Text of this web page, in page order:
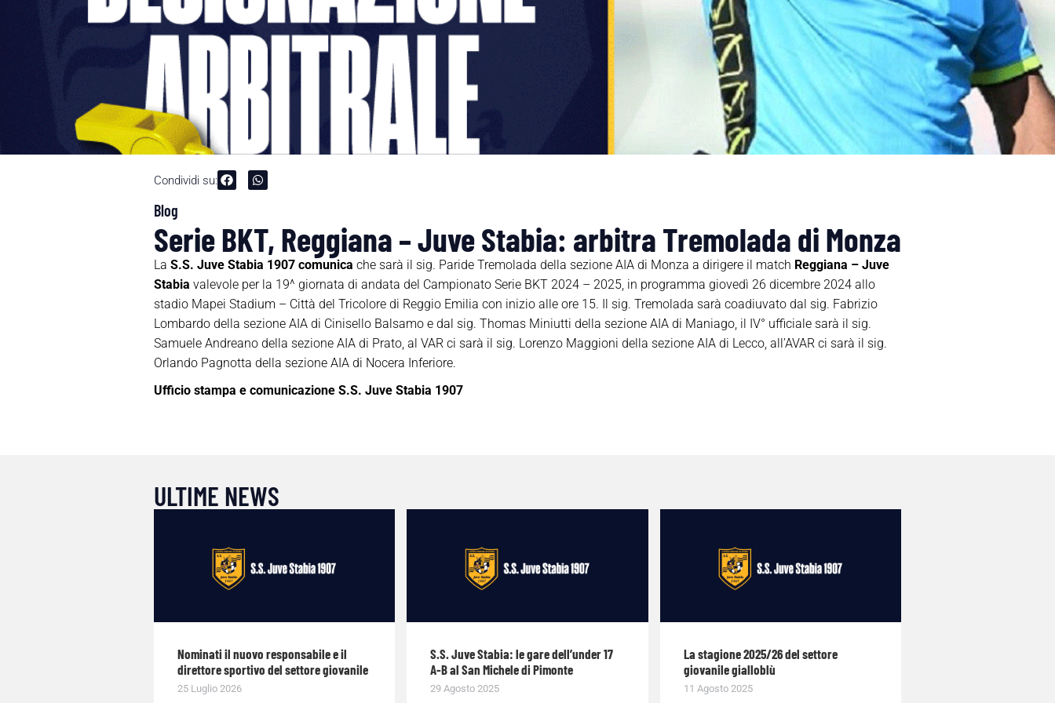
Condividi su:
Blog
Serie BKT, Reggiana – Juve Stabia: arbitra Tremolada di Monza
La S.S. Juve Stabia 1907 comunica che sarà il sig. Paride Tremolada della sezione AIA di Monza a dirigere il match Reggiana – Juve
Stabia valevole per la 19^ giornata di andata del Campionato Serie BKT 2024 – 2025, in programma giovedì 26 dicembre 2024 allo
stadio Mapei Stadium – Città del Tricolore di Reggio Emilia con inizio alle ore 15. Il sig. Tremolada sarà coadiuvato dal sig. Fabrizio
Lombardo della sezione AIA di Cinisello Balsamo e dal sig. Thomas Miniutti della sezione AIA di Maniago, il IV° ufficiale sarà il sig.
Samuele Andreano della sezione AIA di Prato, al VAR ci sarà il sig. Lorenzo Maggioni della sezione AIA di Lecco, all’AVAR ci sarà il sig.
Orlando Pagnotta della sezione AIA di Nocera Inferiore.
Ufficio stampa e comunicazione S.S. Juve Stabia 1907
ULTIME NEWS
Nominati il nuovo responsabile e il
direttore sportivo del settore giovanile
25 Luglio 2026
S.S. Juve Stabia: le gare dell’under 17
A-B al San Michele di Pimonte
29 Agosto 2025
La stagione 2025/26 del settore
giovanile gialloblù
11 Agosto 2025